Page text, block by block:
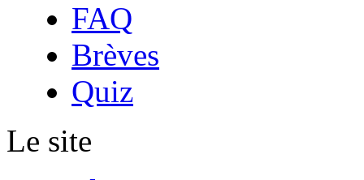
FAQ
Brèves
Quiz
Le site